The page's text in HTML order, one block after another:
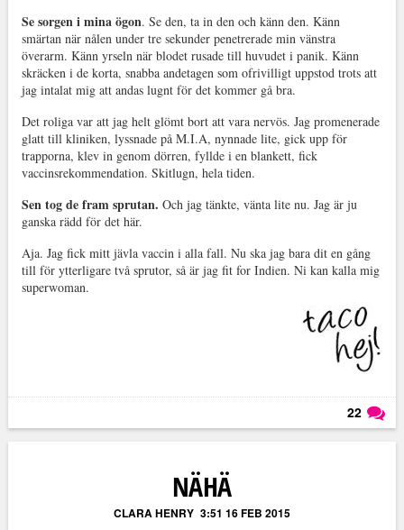
Se sorgen i mina ögon. Se den, ta in den och känn den. Känn
smärtan när nålen under tre sekunder penetrerade min vänstra
överarm. Känn yrseln när blodet rusade till huvudet i panik. Känn
skräcken i de korta, snabba andetagen som ofrivilligt uppstod trots att
jag intalat mig att andas lugnt för det kommer gå bra.
Det roliga var att jag helt glömt bort att vara nervös. Jag promenerade
glatt till kliniken, lyssnade på M.I.A, nynnade lite, gick upp för
trapporna, klev in genom dörren, fyllde i en blankett, fick
vaccinsrekommendation. Skitlugn, hela tiden.
Sen tog de fram sprutan. Och jag tänkte, vänta lite nu. Jag är ju
ganska rädd för det här.
Aja. Jag fick mitt jävla vaccin i alla fall. Nu ska jag bara dit en gång
till för ytterligare två sprutor, så är jag fit for Indien. Ni kan kalla mig
superwoman.
22
NÄHÄ
CLARA HENRY 3:51 16 FEB 2015